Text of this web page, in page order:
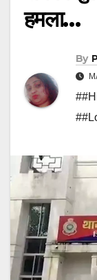
हमला…
By